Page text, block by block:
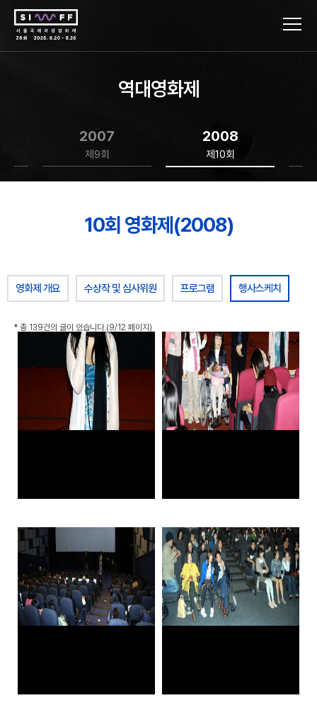
역대영화제
2007
제9회
2008
제10회
10회 영화제(2008)
영화제 개요 수상작 및 심사위원 프로그램 행사스케치
* 총 139건의 글이 있습니다.(9/12 페이지)